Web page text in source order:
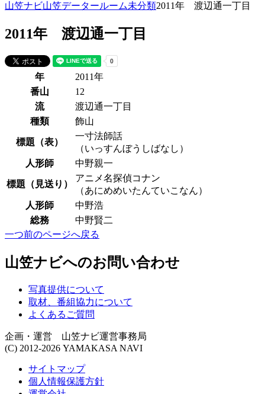
山笠ナビ山笠データールーム未分類2011年 渡辺通一丁目
2011年 渡辺通一丁目
年
2011年
番山
12
流
渡辺通一丁目
種類
飾山
標題（表）
一寸法師話
（いっすんぼうしばなし）
人形師
中野親一
標題（見送り）
アニメ名探偵コナン
（あにめめいたんていこなん）
人形師
中野浩
総務
中野賢二
一つ前のページへ戻る
山笠ナビへのお問い合わせ
写真提供について
取材、番組協力について
よくあるご質問
企画・運営 山笠ナビ運営事務局
(C) 2012-2026 YAMAKASA NAVI
サイトマップ
個人情報保護方針